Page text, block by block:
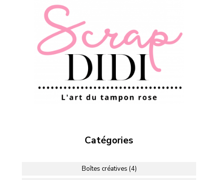
Catégories
Boîtes créatives (4)